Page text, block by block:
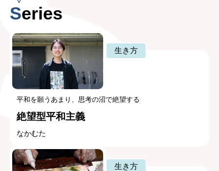
Series
生き方
平和を願うあまり、思考の沼で絶望する
絶望型平和主義
なかむた
生き方